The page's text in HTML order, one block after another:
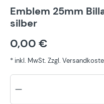
Emblem 25mm
silber
0,00 €
* inkl. MwSt. Zzgl.